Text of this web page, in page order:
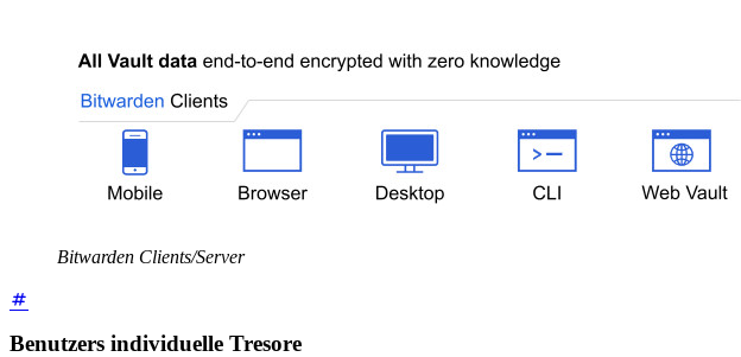
Bitwarden Clients/Server
Benutzers individuelle Tresore